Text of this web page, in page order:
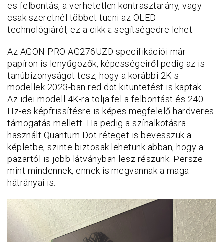
es felbontás, a verhetetlen kontrasztarány, vagy
csak szeretnél többet tudni az OLED-
technológiáról, ez a cikk a segítségedre lehet.
Az AGON PRO AG276UZD specifikációi már
papíron is lenyűgözők, képességeiről pedig az is
tanúbizonyságot tesz, hogy a korábbi 2K-s
modellek 2023-ban red dot kitüntetést is kaptak.
Az idei modell 4K-ra tolja fel a felbontást és 240
Hz-es képfrissítésre is képes megfelelő hardveres
támogatás mellett. Ha pedig a színalkotásra
használt Quantum Dot réteget is bevesszük a
képletbe, szinte biztosak lehetünk abban, hogy a
pazartól is jobb látványban lesz részünk. Persze
mint mindennek, ennek is megvannak a maga
hátrányai is.